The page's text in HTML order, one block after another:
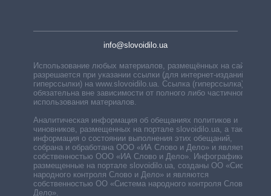
info@slovoidilo.ua
Использование любых материалов, размещённых на сайте,
разрешается при указании ссылки (для интернет-изданий —
гиперссылки) на www.slovoidilo.ua. Ссылка (гиперссылка)
обязательна вне зависимости от полного либо частичного
использования материалов.
Аналитическая информация об обещаниях политиков и
чиновников, размещенных на портале slovoidilo.ua, а также
информация о состоянии выполнения этих обещаний,
собрана и обработана ООО «ИА Слово и Дело» и является
собственностью ООО «ИА Слово и Дело». Инфографики,
размещенные на портале slovoidilo.ua, созданы ОО «Система
народного контроля Слово и Дело» и являются
собственностью ОО «Система народного контроля Слово и
Дело».